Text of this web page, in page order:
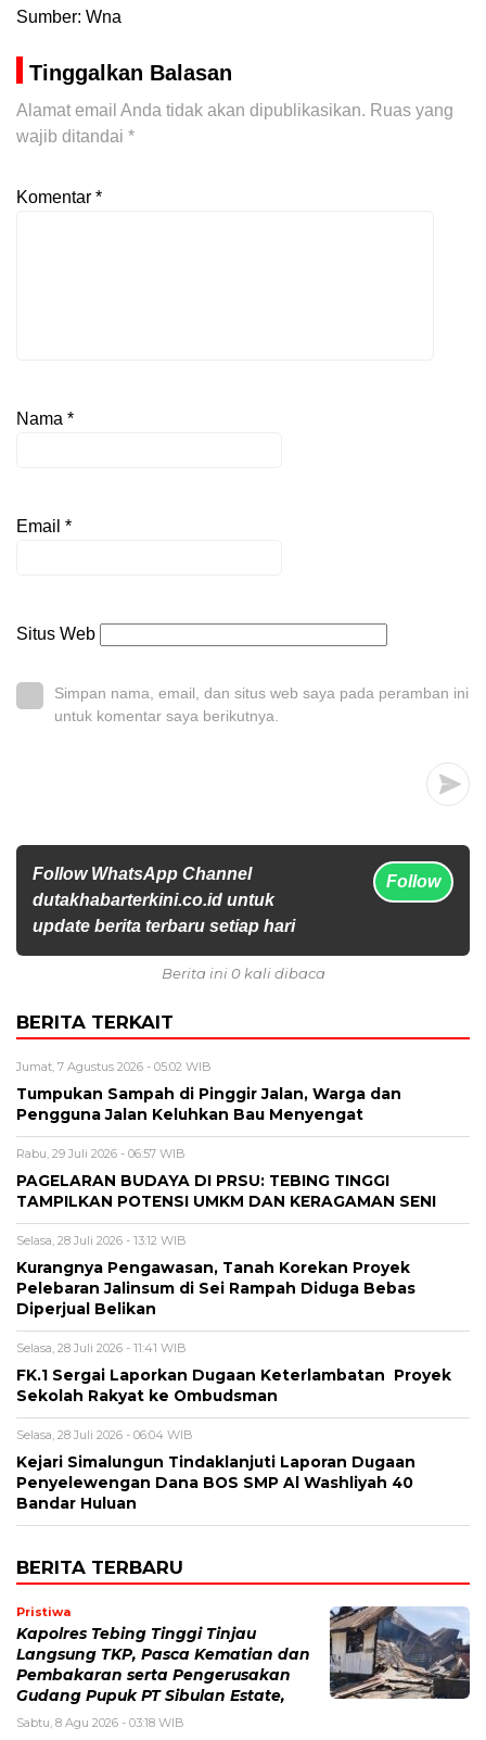
Sumber: Wna
Tinggalkan Balasan
Alamat email Anda tidak akan dipublikasikan. Ruas yang
wajib ditandai *
Komentar *
Nama *
Email *
Situs Web
Simpan nama, email, dan situs web saya pada peramban ini
untuk komentar saya berikutnya.
Follow WhatsApp Channel
dutakhabarterkini.co.id untuk
update berita terbaru setiap hari
Follow
Berita ini 0 kali dibaca
BERITA TERKAIT
Jumat, 7 Agustus 2026 - 05:02 WIB
Tumpukan Sampah di Pinggir Jalan, Warga dan
Pengguna Jalan Keluhkan Bau Menyengat
Rabu, 29 Juli 2026 - 06:57 WIB
PAGELARAN BUDAYA DI PRSU: TEBING TINGGI
TAMPILKAN POTENSI UMKM DAN KERAGAMAN SENI
Selasa, 28 Juli 2026 - 13:12 WIB
Kurangnya Pengawasan, Tanah Korekan Proyek
Pelebaran Jalinsum di Sei Rampah Diduga Bebas
Diperjual Belikan
Selasa, 28 Juli 2026 - 11:41 WIB
FK.1 Sergai Laporkan Dugaan Keterlambatan Proyek
Sekolah Rakyat ke Ombudsman
Selasa, 28 Juli 2026 - 06:04 WIB
Kejari Simalungun Tindaklanjuti Laporan Dugaan
Penyelewengan Dana BOS SMP Al Washliyah 40
Bandar Huluan
BERITA TERBARU
Pristiwa
Kapolres Tebing Tinggi Tinjau
Langsung TKP, Pasca Kematian dan
Pembakaran serta Pengerusakan
Gudang Pupuk PT Sibulan Estate,
Sabtu, 8 Agu 2026 - 03:18 WIB